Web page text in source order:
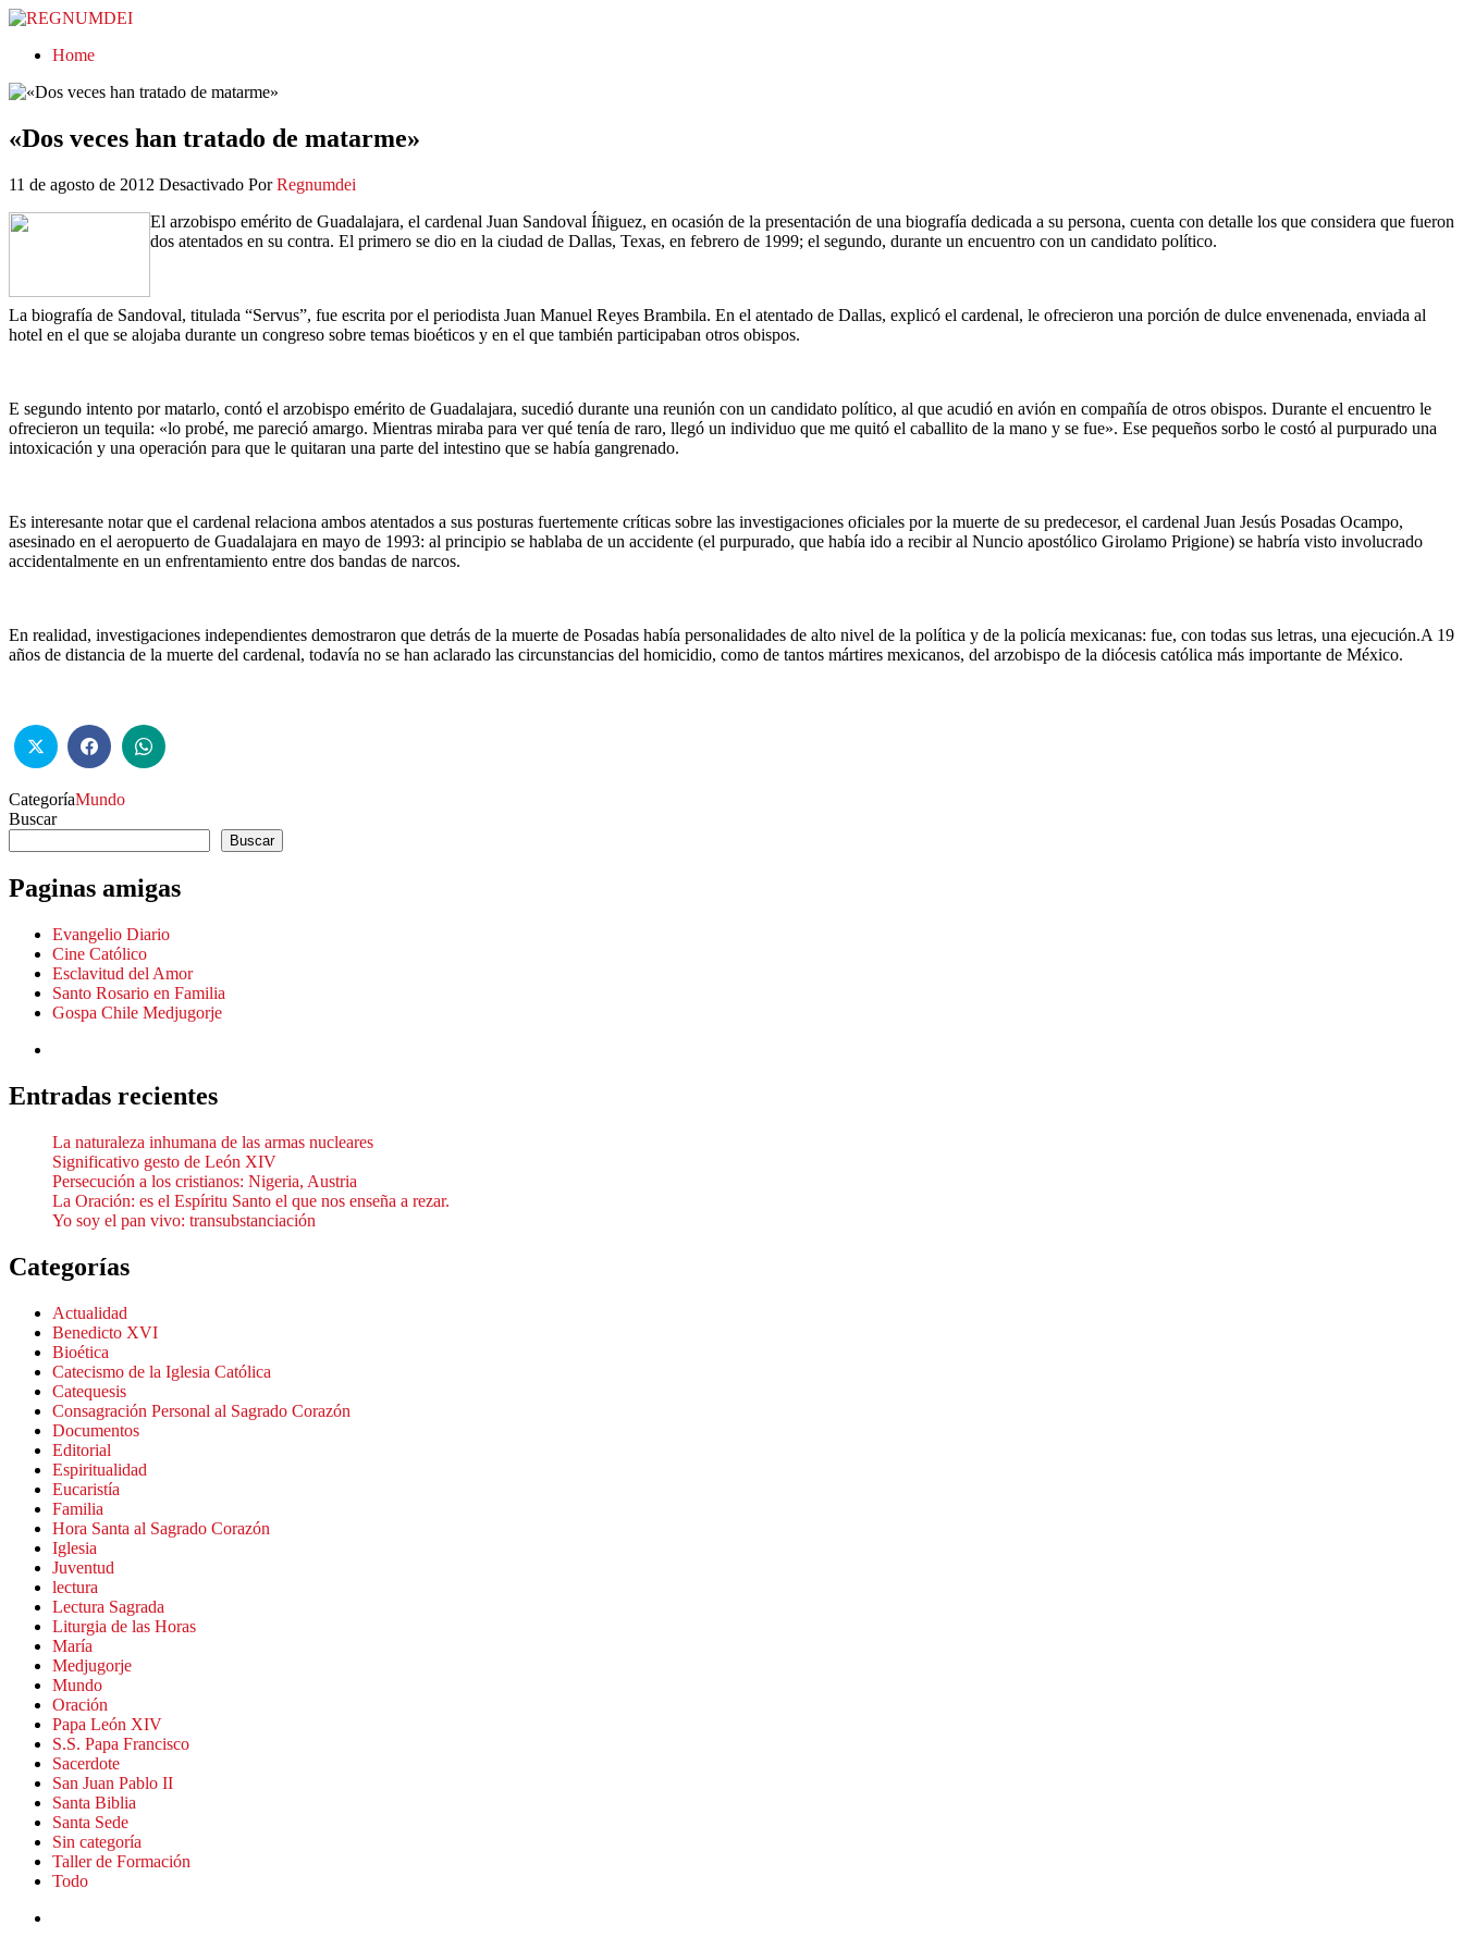
REGNUMDEI
Home
«Dos veces han tratado de matarme»
11 de agosto de 2012 Desactivado Por Regnumdei
El arzobispo emérito de Guadalajara, el cardenal Juan Sandoval Íñiguez, en ocasión de la presentación de una biografía dedicada a su persona, cuenta con detalle los que considera que fueron
dos atentados en su contra. El primero se dio en la ciudad de Dallas, Texas, en febrero de 1999; el segundo, durante un encuentro con un candidato político.
La biografía de Sandoval, titulada “Servus”, fue escrita por el periodista Juan Manuel Reyes Brambila. En el atentado de Dallas, explicó el cardenal, le ofrecieron una porción de dulce envenenada, enviada al
hotel en el que se alojaba durante un congreso sobre temas bioéticos y en el que también participaban otros obispos.
E segundo intento por matarlo, contó el arzobispo emérito de Guadalajara, sucedió durante una reunión con un candidato político, al que acudió en avión en compañía de otros obispos. Durante el encuentro le
ofrecieron un tequila: «lo probé, me pareció amargo. Mientras miraba para ver qué tenía de raro, llegó un individuo que me quitó el caballito de la mano y se fue». Ese pequeños sorbo le costó al purpurado una
intoxicación y una operación para que le quitaran una parte del intestino que se había gangrenado.
Es interesante notar que el cardenal relaciona ambos atentados a sus posturas fuertemente críticas sobre las investigaciones oficiales por la muerte de su predecesor, el cardenal Juan Jesús Posadas Ocampo,
asesinado en el aeropuerto de Guadalajara en mayo de 1993: al principio se hablaba de un accidente (el purpurado, que había ido a recibir al Nuncio apostólico Girolamo Prigione) se habría visto involucrado
accidentalmente en un enfrentamiento entre dos bandas de narcos.
En realidad, investigaciones independientes demostraron que detrás de la muerte de Posadas había personalidades de alto nivel de la política y de la policía mexicanas: fue, con todas sus letras, una ejecución.A 19
años de distancia de la muerte del cardenal, todavía no se han aclarado las circunstancias del homicidio, como de tantos mártires mexicanos, del arzobispo de la diócesis católica más importante de México.
CategoríaMundo
Buscar
Buscar
Paginas amigas
Evangelio Diario
Cine Católico
Esclavitud del Amor
Santo Rosario en Familia
Gospa Chile Medjugorje
Entradas recientes
La naturaleza inhumana de las armas nucleares
Significativo gesto de León XIV
Persecución a los cristianos: Nigeria, Austria
La Oración: es el Espíritu Santo el que nos enseña a rezar.
Yo soy el pan vivo: transubstanciación
Categorías
Actualidad
Benedicto XVI
Bioética
Catecismo de la Iglesia Católica
Catequesis
Consagración Personal al Sagrado Corazón
Documentos
Editorial
Espiritualidad
Eucaristía
Familia
Hora Santa al Sagrado Corazón
Iglesia
Juventud
lectura
Lectura Sagrada
Liturgia de las Horas
María
Medjugorje
Mundo
Oración
Papa León XIV
S.S. Papa Francisco
Sacerdote
San Juan Pablo II
Santa Biblia
Santa Sede
Sin categoría
Taller de Formación
Todo